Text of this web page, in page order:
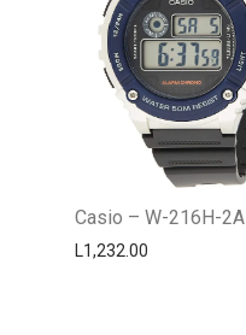
Casio – W-216H-2A
L1,232.00